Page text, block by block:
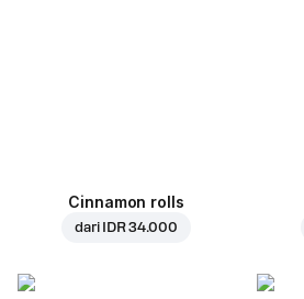
Cinnamon rolls
dari IDR 34.000